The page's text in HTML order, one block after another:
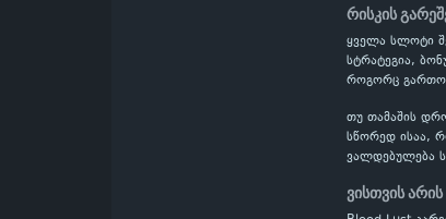
რისკის
ყველა სლოტი
სტრატეგია,
როგორც
თუ თამაშის
სწორედ ისაა,
ვალდებულება
ვისთვის